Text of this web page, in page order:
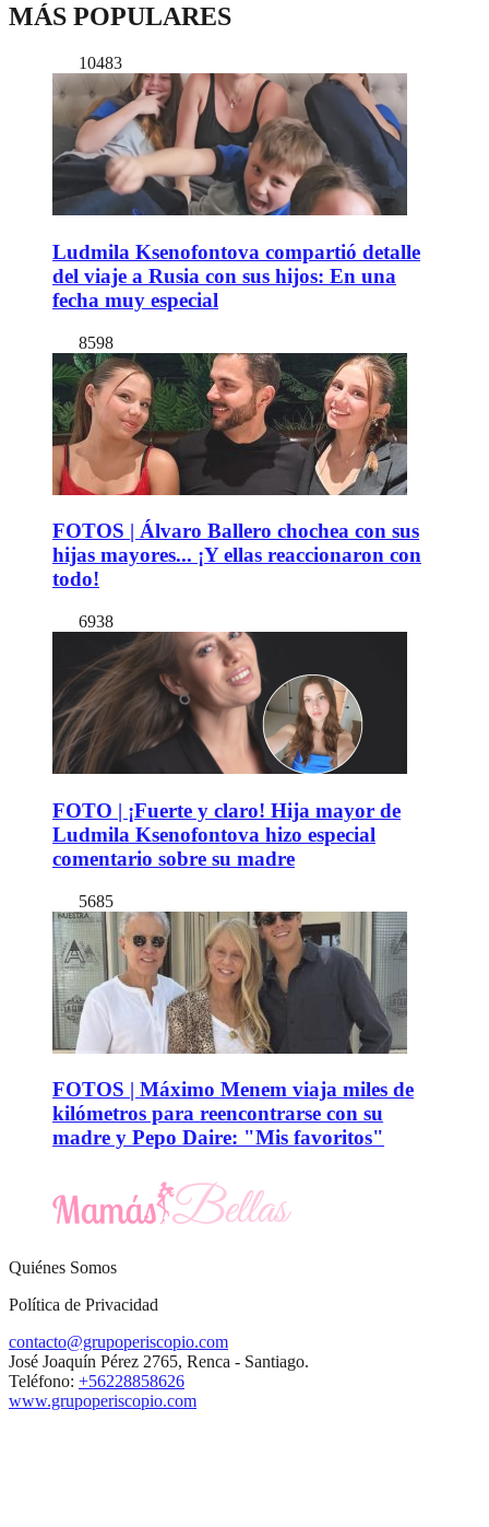
MÁS POPULARES
10483
Ludmila Ksenofontova compartió detalle
del viaje a Rusia con sus hijos: En una
fecha muy especial
8598
FOTOS | Álvaro Ballero chochea con sus
hijas mayores... ¡Y ellas reaccionaron con
todo!
6938
FOTO | ¡Fuerte y claro! Hija mayor de
Ludmila Ksenofontova hizo especial
comentario sobre su madre
5685
FOTOS | Máximo Menem viaja miles de
kilómetros para reencontrarse con su
madre y Pepo Daire: "Mis favoritos"
Quiénes Somos
Política de Privacidad
contacto@grupoperiscopio.com
José Joaquín Pérez 2765, Renca - Santiago.
Teléfono: +56228858626
www.grupoperiscopio.com